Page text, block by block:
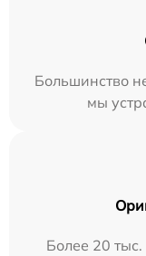
Большинство
мы
Более 20 тыс.